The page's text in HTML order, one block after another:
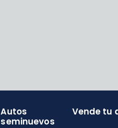
Autos
seminuevos
Vende tu